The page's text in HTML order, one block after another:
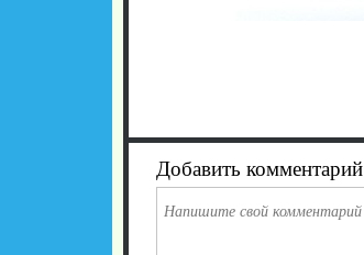
Добавить комментарий